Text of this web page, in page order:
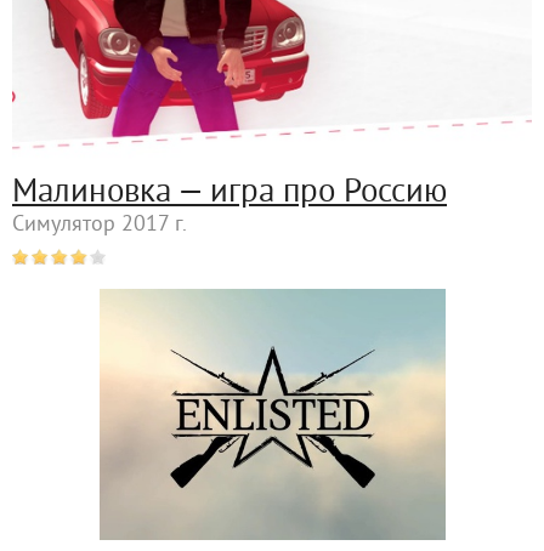
Малиновка — игра про Россию
Симулятор 2017 г.